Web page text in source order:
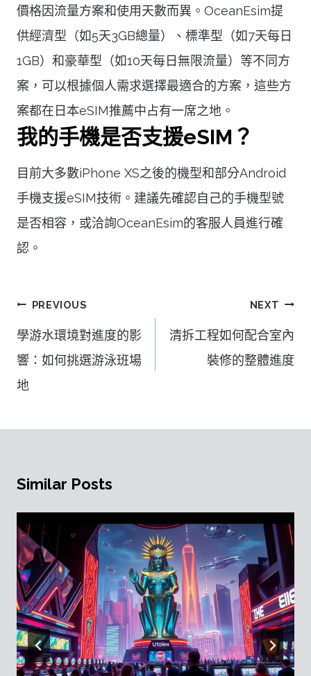
價格因流量方案和使用天數而異。OceanEsim提
供經濟型（如5天3GB總量）、標準型（如7天每日
1GB）和豪華型（如10天每日無限流量）等不同方
案，可以根據個人需求選擇最適合的方案，這些方
案都在日本eSIM推薦中占有一席之地。
我的手機是否支援eSIM？
目前大多數iPhone XS之後的機型和部分Android
手機支援eSIM技術。建議先確認自己的手機型號
是否相容，或洽詢OceanEsim的客服人員進行確
認。
文
章
覽
PREVIOUS
學游水環境對進度的影
響：如何挑選游泳班場
地
NEXT
清拆工程如何配合室內
裝修的整體進度
Similar Posts